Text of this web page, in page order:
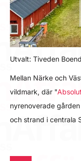
Utvalt: Tiveden
Mellan Närke och
vildmark, där "
nyrenoverade
och strand i centrala